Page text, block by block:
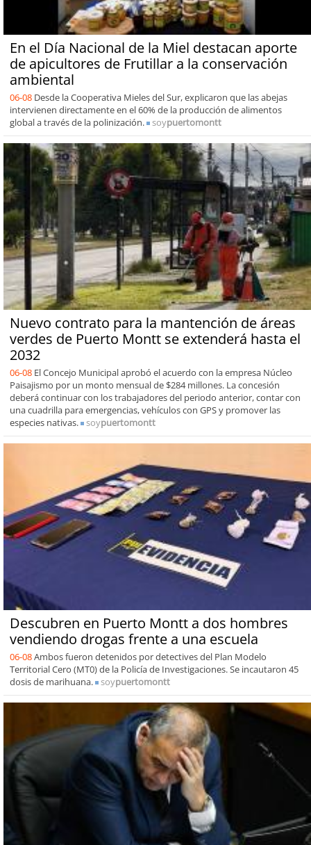
En el Día Nacional de la Miel destacan aporte
de apicultores de Frutillar a la conservación
ambiental
06-08 Desde la Cooperativa Mieles del Sur, explicaron que las abejas
intervienen directamente en el 60% de la producción de alimentos
global a través de la polinización.
soypuertomontt
Nuevo contrato para la mantención de áreas
verdes de Puerto Montt se extenderá hasta el
2032
06-08 El Concejo Municipal aprobó el acuerdo con la empresa Núcleo
Paisajismo por un monto mensual de $284 millones. La concesión
deberá continuar con los trabajadores del periodo anterior, contar con
una cuadrilla para emergencias, vehículos con GPS y promover las
especies nativas.
soypuertomontt
Descubren en Puerto Montt a dos hombres
vendiendo drogas frente a una escuela
06-08Ambos fueron detenidos por detectives del Plan Modelo
Territorial Cero (MT0) de la Policía de Investigaciones. Se incautaron 45
dosis de marihuana.
soypuertomontt